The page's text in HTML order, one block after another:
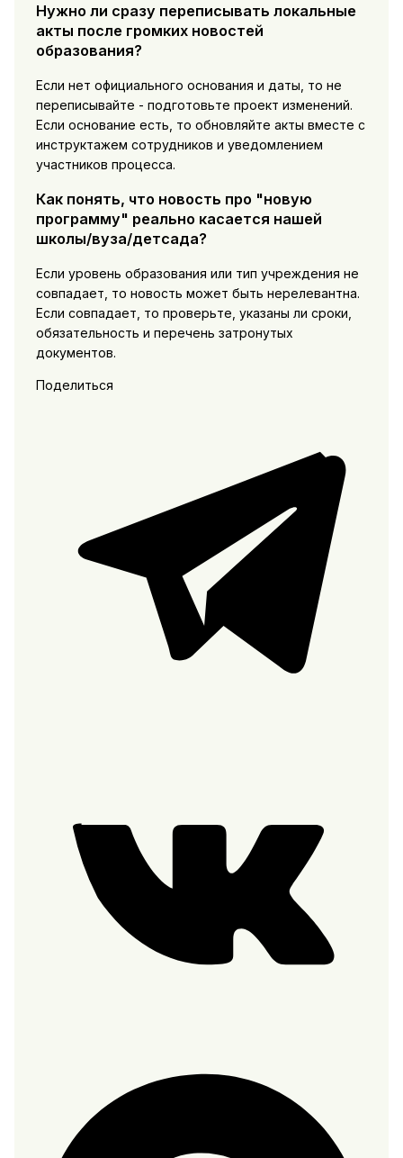
Нужно ли сразу переписывать локальные
акты после громких новостей
образования?
Если нет официального основания и даты, то не
переписывайте - подготовьте проект изменений.
Если основание есть, то обновляйте акты вместе с
инструктажем сотрудников и уведомлением
участников процесса.
Как понять, что новость про "новую
программу" реально касается нашей
школы/вуза/детсада?
Если уровень образования или тип учреждения не
совпадает, то новость может быть нерелевантна.
Если совпадает, то проверьте, указаны ли сроки,
обязательность и перечень затронутых
документов.
Поделиться